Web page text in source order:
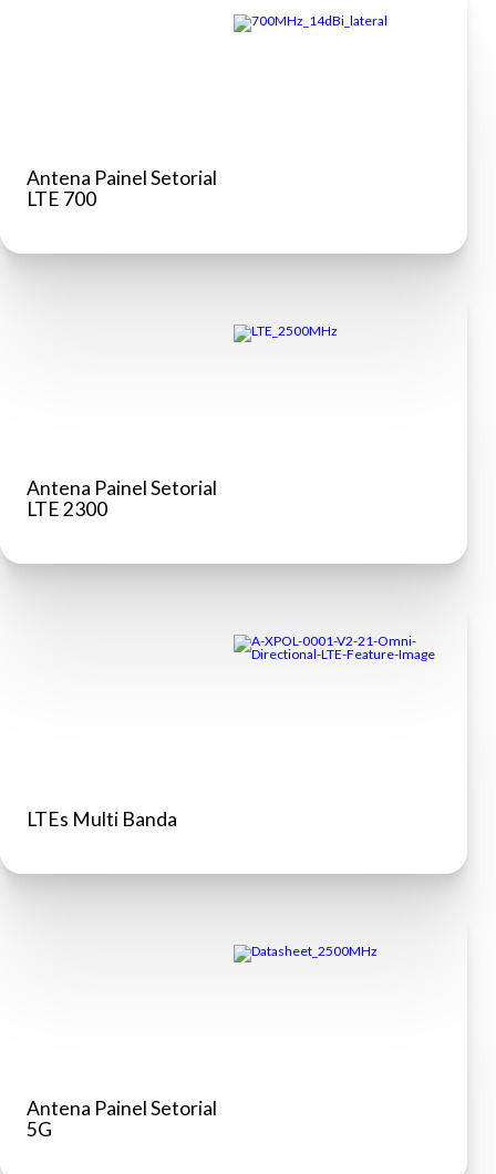
Antena Painel Setorial
LTE 700
Antena Painel Setorial
LTE 2300
LTEs Multi Banda
Antena Painel Setorial
5G